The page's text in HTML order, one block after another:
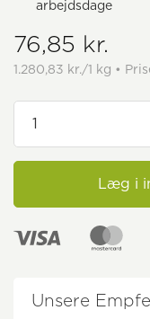
arbejdsdage
76,85 kr.
1.280,83 kr./1 kg •
Læg i
Unsere